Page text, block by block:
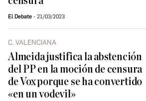
El Debate 21/03/2023
C. VALENCIANA
Almeida justifica la abstención
del PP en la moción de censura
de Vox porque se ha convertido
«en un vodevil»